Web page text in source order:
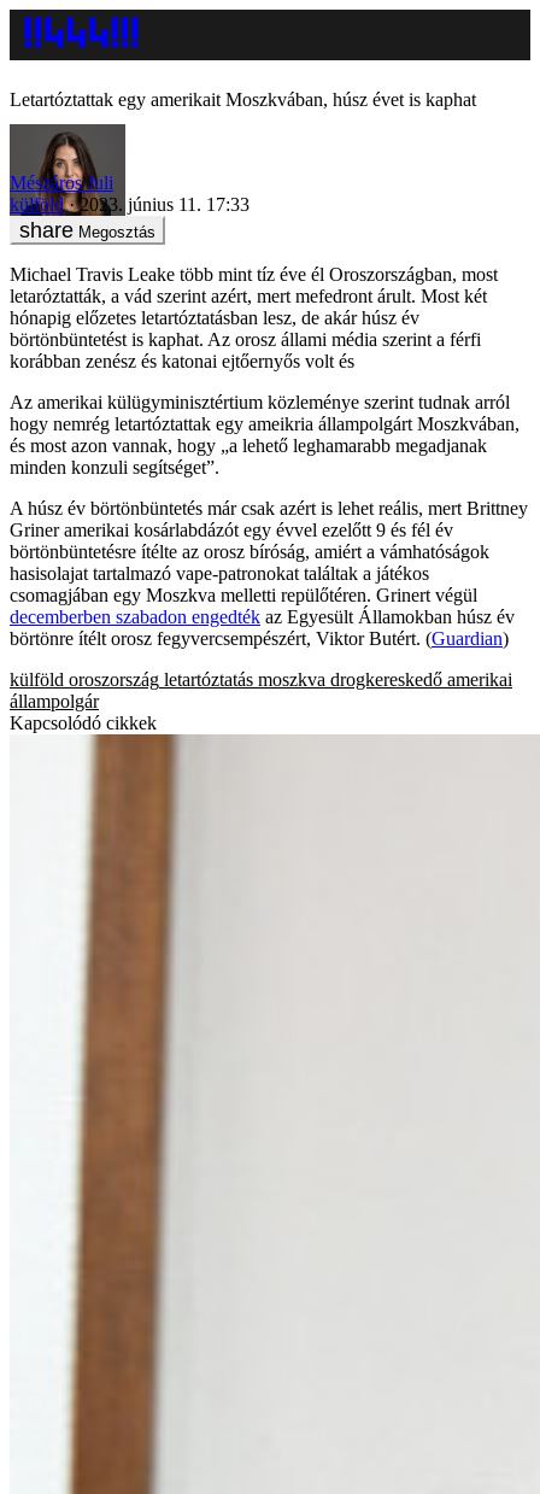
Letartóztattak egy amerikait Moszkvában, húsz évet is kaphat
Mészáros Juli
külföld
2023. június 11. 17:33
Megosztás
Michael Travis Leake több mint tíz éve él Oroszországban, most
letaróztatták, a vád szerint azért, mert mefedront árult. Most két
hónapig előzetes letartóztatásban lesz, de akár húsz év
börtönbüntetést is kaphat. Az orosz állami média szerint a férfi
korábban zenész és katonai ejtőernyős volt és
Az amerikai külügyminisztértium közleménye szerint tudnak arról
hogy nemrég letartóztattak egy ameikria állampolgárt Moszkvában,
és most azon vannak, hogy „a lehető leghamarabb megadjanak
minden konzuli segítséget”.
A húsz év börtönbüntetés már csak azért is lehet reális, mert Brittney
Griner amerikai kosárlabdázót egy évvel ezelőtt 9 és fél év
börtönbüntetésre ítélte az orosz bíróság, amiért a vámhatóságok
hasisolajat tartalmazó vape-patronokat találtak a játékos
csomagjában egy Moszkva melletti repülőtéren. Grinert végül
decemberben szabadon engedték az Egyesült Államokban húsz év
börtönre ítélt orosz fegyvercsempészért, Viktor Butért. (Guardian)
külföld oroszország letartóztatás moszkva drogkereskedő amerikai
állampolgár
Kapcsolódó cikkek